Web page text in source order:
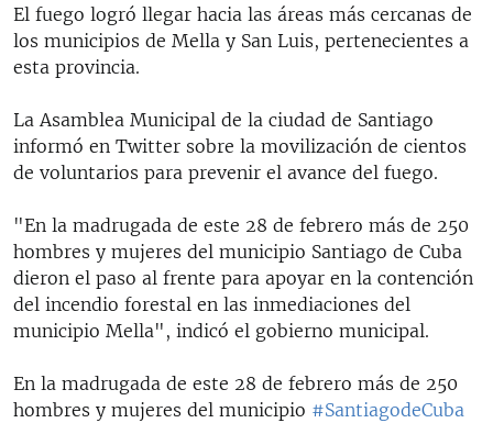
El fuego logró llegar hacia las áreas más cercanas de
los municipios de Mella y San Luis, pertenecientes a
esta provincia.
La Asamblea Municipal de la ciudad de Santiago
informó en Twitter sobre la movilización de cientos
de voluntarios para prevenir el avance del fuego.
"En la madrugada de este 28 de febrero más de 250
hombres y mujeres del municipio Santiago de Cuba
dieron el paso al frente para apoyar en la contención
del incendio forestal en las inmediaciones del
municipio Mella", indicó el gobierno municipal.
En la madrugada de este 28 de febrero más de 250
hombres y mujeres del municipio #SantiagodeCuba